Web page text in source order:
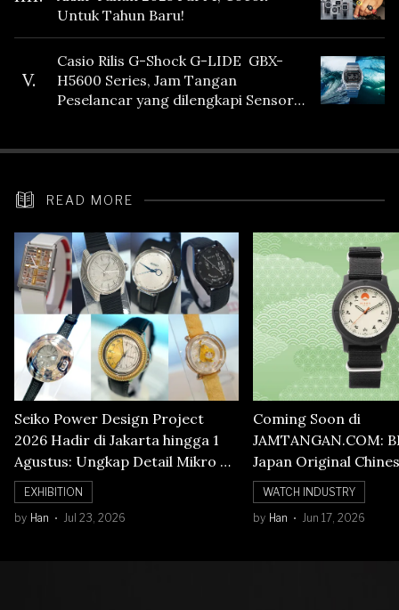
Untuk Tahun Baru!
V.
Casio Rilis G-Shock G-LIDE GBX-
H5600 Series, Jam Tangan
Peselancar yang dilengkapi Sensor
READ MORE
Seiko Power Design Project
2026 Hadir di Jakarta hingga 1
Agustus: Ungkap Detail Mikro di
Balik Seni Watchmaking
EXHIBITION
by Han Jul 23, 2026
Coming Soon di
JAMTANGAN.COM:
Japan Original
Numerals Watch
WATCH INDUSTRY
by Han Jun 17, 2026